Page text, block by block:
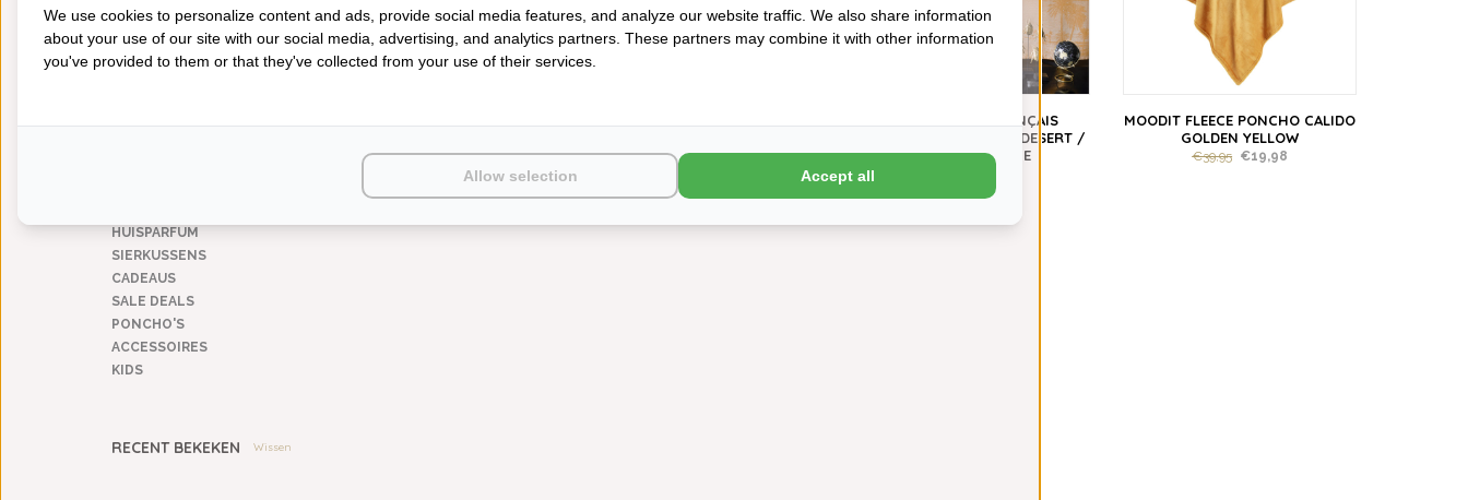
170 t/m 260 breed
HUISPARFUM
SIERKUSSENS
CADEAUS
SALE DEALS
PONCHO'S
ACCESSOIRES
KIDS
RECENT BEKEKEN Wissen
60X40 GOLDEN YELLOW
GREEN 200TC
LE JACQUARD FRANÇAIS
CROISIÈRE SUR LE NIL DESERT /
DÉSERT ORANGE
MOODIT FLEECE PONCHO CALIDO
GOLDEN YELLOW
€39,95 €19,98
We use cookies to personalize content and ads, provide social media features, and analyze our website traffic. We also share information
about your use of our site with our social media, advertising, and analytics partners. These partners may combine it with other information
you've provided to them or that they've collected from your use of their services.
Allow selection Accept all